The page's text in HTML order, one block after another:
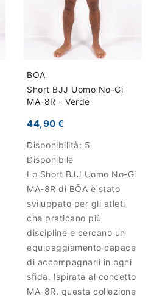
BOA
Short BJJ Uomo No-Gi
MA-8R - Verde
44,90 €
Disponibilità: 5
Disponibile
Lo Short BJJ Uomo No-Gi
MA-8R di BŌA è stato
sviluppato per gli atleti
che praticano più
discipline e cercano un
equipaggiamento capace
di accompagnarli in ogni
sfida. Ispirata al concetto
MA-8R, questa collezione